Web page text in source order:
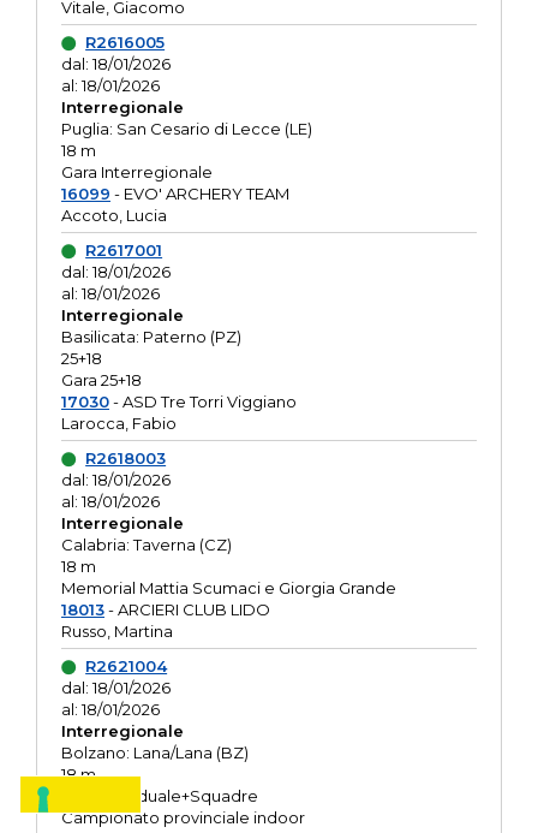
Vitale, Giacomo
R2616005
dal: 18/01/2026
al: 18/01/2026
Interregionale
Puglia: San Cesario di Lecce (LE)
18 m
Gara Interregionale
16099 - EVO' ARCHERY TEAM
Accoto, Lucia
R2617001
dal: 18/01/2026
al: 18/01/2026
Interregionale
Basilicata: Paterno (PZ)
25+18
Gara 25+18
17030- ASD Tre Torri Viggiano
Larocca, Fabio
R2618003
dal: 18/01/2026
al: 18/01/2026
Interregionale
Calabria: Taverna (CZ)
18 m
Memorial Mattia Scumaci e Giorgia Grande
18013- ARCIERI CLUB LIDO
Russo, Martina
R2621004
dal: 18/01/2026
al: 18/01/2026
Interregionale
Bolzano: Lana/Lana (BZ)
18 m
O.R. Individuale+Squadre
Campionato provinciale indoor